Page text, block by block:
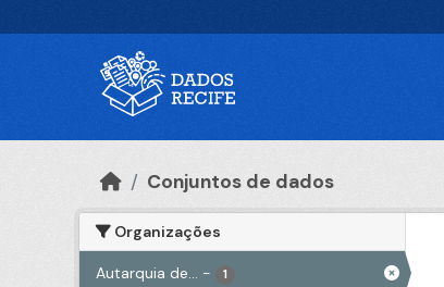
Conjuntos de dados
Organizações
Autarquia de... - 1